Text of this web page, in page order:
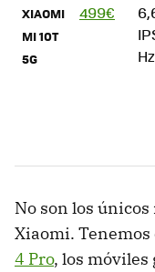
XIAOMI
MI 10T
5G
499€
Hz
No son los
Xiaomi. Tenemos
4 Pro, los móviles